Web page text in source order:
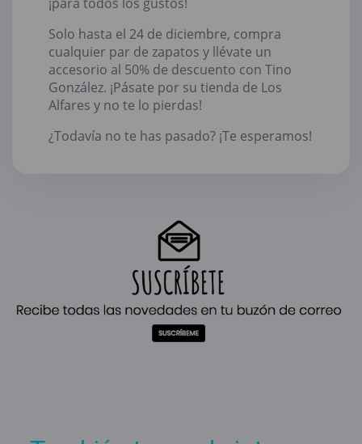
¡para todos los gustos!
Solo hasta el 24 de diciembre, compra
cualquier par de zapatos y llévate un
accesorio al 50% de descuento con Tino
González. ¡Pásate por su tienda de Los
Alfares y no te lo pierdas!
¿Todavía no te has pasado? ¡Te esperamos!